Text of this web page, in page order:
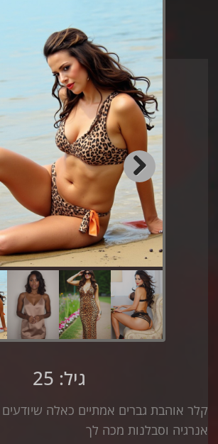
Next
גיל: 25
קלר אוהבת גברים אמתיים כאלה
אנרגיה וסבלנות מכה לך